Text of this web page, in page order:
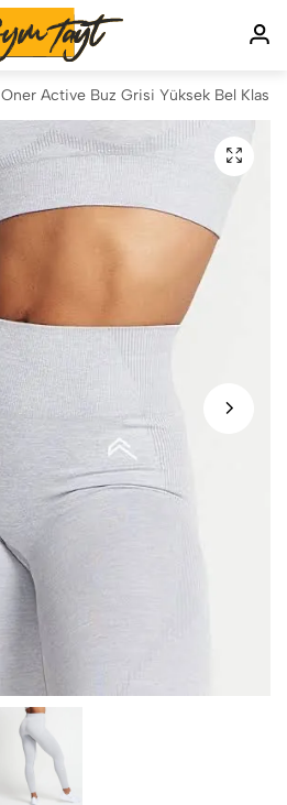
Oner Active Buz Grisi Yüksek Bel Klasik